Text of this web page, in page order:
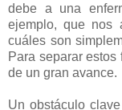
debe a una
ejemplo, que nos
cuáles son
Para separar estos
de un gran avance.
Un obstáculo